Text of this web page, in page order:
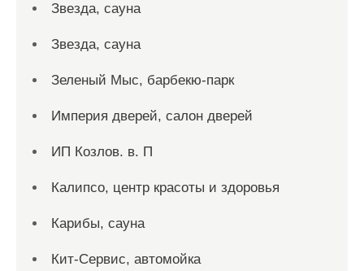
Звезда, сауна
Звезда, сауна
Зеленый Мыс, барбекю-парк
Империя дверей, салон дверей
ИП Козлов. в. П
Калипсо, центр красоты и здоровья
Карибы, сауна
Кит-Сервис, автомойка